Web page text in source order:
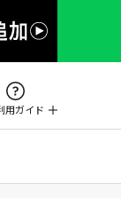
用ガイド